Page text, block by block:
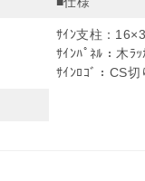
ｻｲﾝ支柱：
ｻｲﾝﾊﾟﾈﾙ：木ﾗ
ｻｲﾝﾛｺﾞ：CS切